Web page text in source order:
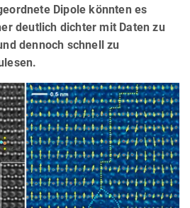
Dipole könnten es
deutlich dichter mit Daten zu
dennoch schnell zu